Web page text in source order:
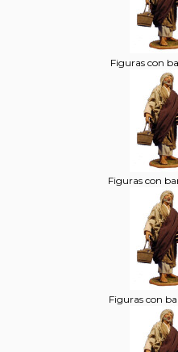
Figuras con
Figuras con
Figuras con